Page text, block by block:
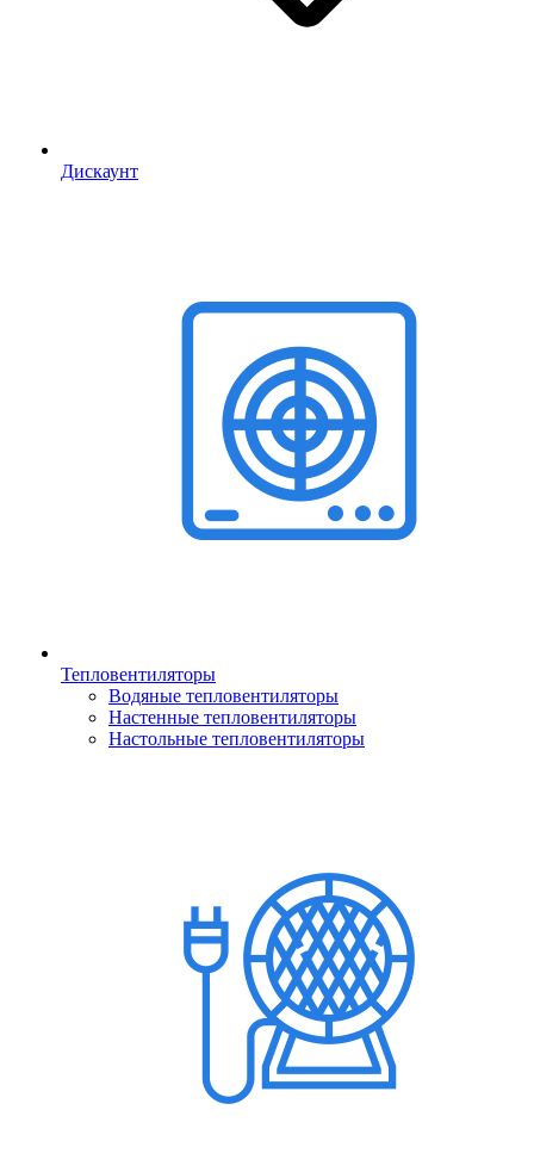
Дискаунт
Тепловентиляторы
Водяные тепловентиляторы
Настенные тепловентиляторы
Настольные тепловентиляторы